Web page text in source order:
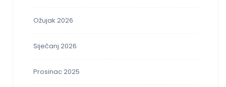
Ožujak 2026
Siječanj 2026
Prosinac 2025